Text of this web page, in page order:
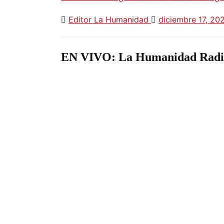
Editor La Humanidad diciembre 17,
EN VIVO: La Humanidad